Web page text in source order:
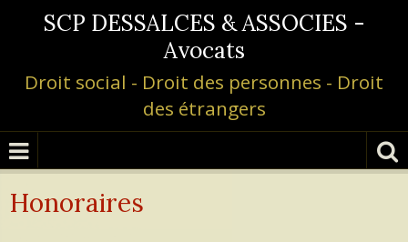
SCP DESSALCES & ASSOCIES -
Avocats
Droit social - Droit des personnes - Droit
des étrangers
Honoraires